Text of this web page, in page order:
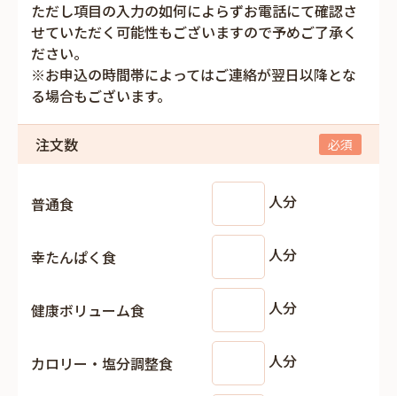
ただし項目の入力の如何によらずお電話にて確認さ
せていただく可能性もございますので予めご了承く
ださい。
※お申込の時間帯によってはご連絡が翌日以降とな
る場合もございます。
注文数
普通食 人分
幸たんぱく食 人分
健康ボリューム食 人分
カロリー・塩分調整食 人分